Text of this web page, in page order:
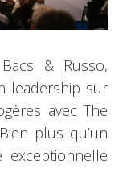
& Russo,
leadership sur
avec The
plus qu’un